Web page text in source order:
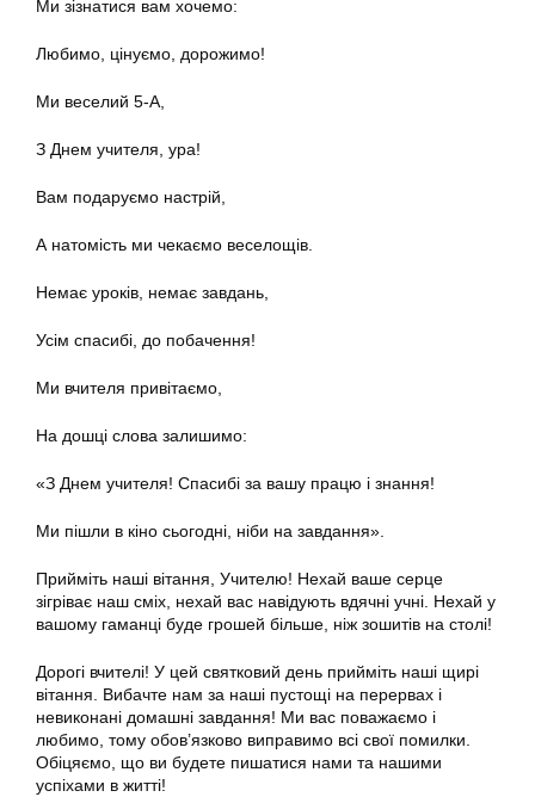
Ми зізнатися вам хочемо:
Любимо, цінуємо, дорожимо!
Ми веселий 5-А,
З Днем учителя, ура!
Вам подаруємо настрій,
А натомість ми чекаємо веселощів.
Немає уроків, немає завдань,
Усім спасибі, до побачення!
Ми вчителя привітаємо,
На дошці слова залишимо:
«З Днем учителя! Спасибі за вашу працю і знання!
Ми пішли в кіно сьогодні, ніби на завдання».
Прийміть наші вітання, Учителю! Нехай ваше серце
зігріває наш сміх, нехай вас навідують вдячні учні. Нехай у
вашому гаманці буде грошей більше, ніж зошитів на столі!
Дорогі вчителі! У цей святковий день прийміть наші щирі
вітання. Вибачте нам за наші пустощі на перервах і
невиконані домашні завдання! Ми вас поважаємо і
любимо, тому обов’язково виправимо всі свої помилки.
Обіцяємо, що ви будете пишатися нами та нашими
успіхами в житті!